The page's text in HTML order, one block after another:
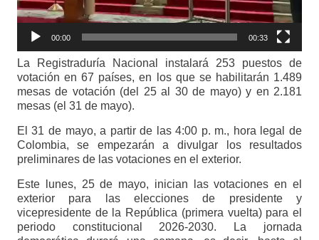
00:00 00:33
La Registraduría Nacional instalará 253 puestos de
votación en 67 países, en los que se habilitarán 1.489
mesas de votación (del 25 al 30 de mayo) y en 2.181
mesas (el 31 de mayo).
El 31 de mayo, a partir de las 4:00 p. m., hora legal de
Colombia, se empezarán a divulgar los resultados
preliminares de las votaciones en el exterior.
Este lunes, 25 de mayo, inician las votaciones en el
exterior para las elecciones de presidente y
vicepresidente de la República (primera vuelta) para el
periodo constitucional 2026-2030. La jornada